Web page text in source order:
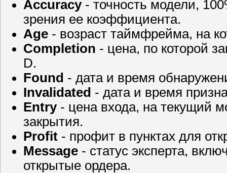
Accuracy- точность модели,
зрения ее коэффициента.
Age - возраст таймфрейма, на
Completion - цена, по которой
D.
Found - дата и время
Invalidated - дата и время
Entry- цена входа, на текущий
закрытия.
Profit - профит в пунктах для
Message - статус эксперта,
открытые ордера.